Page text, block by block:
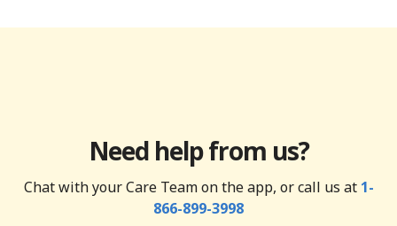
Need help from us?
Chat with your Care Team on the app, or call us at 1-
866-899-3998